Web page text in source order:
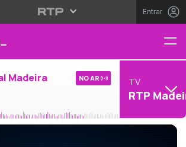
Entrar
Madeira NO AR TV
RTP